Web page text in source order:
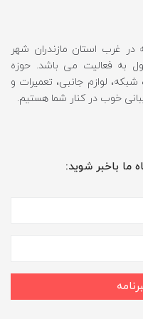
غرب استان مازندران شهر
به فعالیت می باشد. حوزه
لوازم جانبی، تعمیرات و
خوب در کنار شما هستیم.
ما باخبر شوید: